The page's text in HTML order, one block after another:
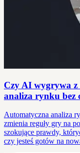
Czy AI wygrywa z
analiza rynku bez
Automatyczna analiza
zmienia reguły gry na
szokujące prawdy,
czy jesteś gotów na